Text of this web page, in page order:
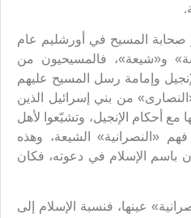
صحابة المسيح في أورشليم عام
و«شيعة»، فالمسيحيون من
وإمامة رسل المسيح عليهم
من بني إسرائيل الذين
مع أحكام الإنجيل، وتشيّعوا لأهل
«النصرانية» الشيعة، وهذه
باسم الإسلام في دعوته، فكان
عينها، فنسبة الإسلام إلى